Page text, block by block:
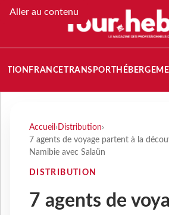
Aller au contenu
FRANCETRANSPORT
Accueil › Distribution›
7 agents de voyage partent à la
Namibie avec Salaün
DISTRIBUTION
7 agents de